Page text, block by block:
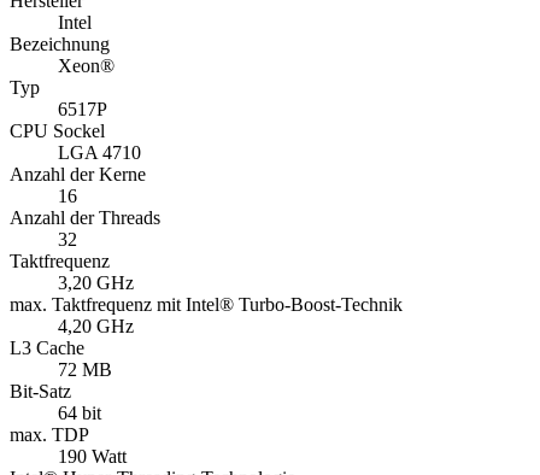
Intel
Bezeichnung
Xeon®
Typ
6517P
CPU Sockel
LGA 4710
Anzahl der Kerne
16
Anzahl der Threads
32
Taktfrequenz
3,20 GHz
max. Taktfrequenz mit Intel® Turbo-Boost-Technik
4,20 GHz
L3 Cache
72 MB
Bit-Satz
64 bit
max. TDP
190 Watt